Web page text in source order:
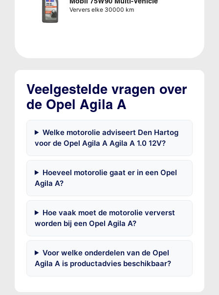
Ververs elke 30000 km
Veelgestelde vragen over
de Opel Agila A
Welke motorolie adviseert Den Hartog
voor de Opel Agila A Agila A 1.0 12V?
Hoeveel motorolie gaat er in een Opel
Agila A?
Hoe vaak moet de motorolie ververst
worden bij een Opel Agila A?
Voor welke onderdelen van de Opel
Agila A is productadvies beschikbaar?